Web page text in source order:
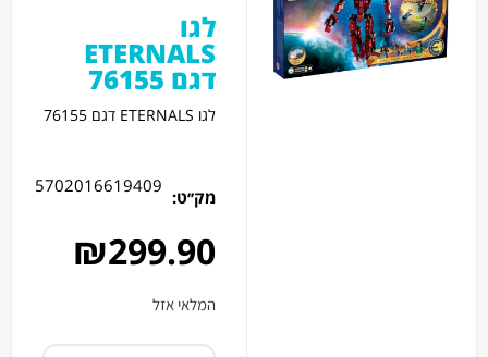
לגו
ETERNALS
דגם 76155
לגו ETERNALS דגם 76155
מק׳׳ט:
5702016619409
₪299.90
המלאי אזל